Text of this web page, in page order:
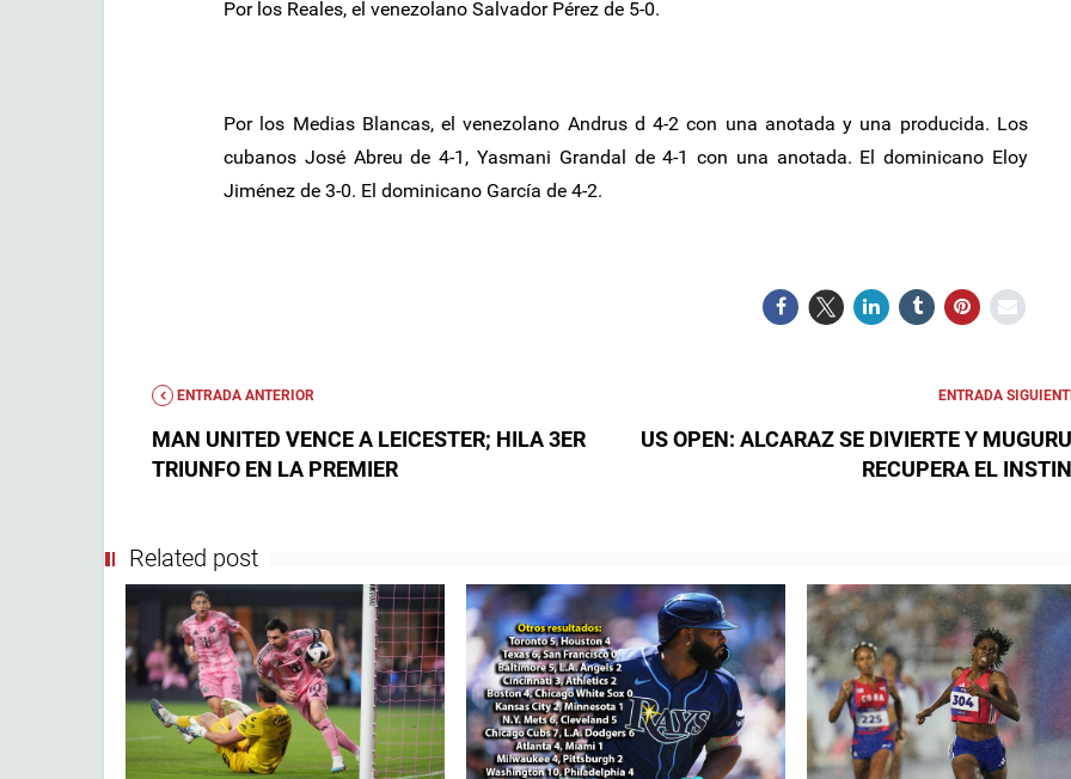
Por los Reales, el venezolano Salvador Pérez de 5-0.
Por los Medias Blancas, el venezolano Andrus d 4-2 con una anotada y una producida. Los
cubanos José Abreu de 4-1, Yasmani Grandal de 4-1 con una anotada. El dominicano Eloy
Jiménez de 3-0. El dominicano García de 4-2.
ENTRADA ANTERIOR
MAN UNITED VENCE A LEICESTER; HILA 3ER
TRIUNFO EN LA PREMIER
ENTRADA
US OPEN: ALCARAZ SE DIVIERTE Y
RECUPERA EL
Related post